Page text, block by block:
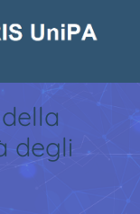
degli